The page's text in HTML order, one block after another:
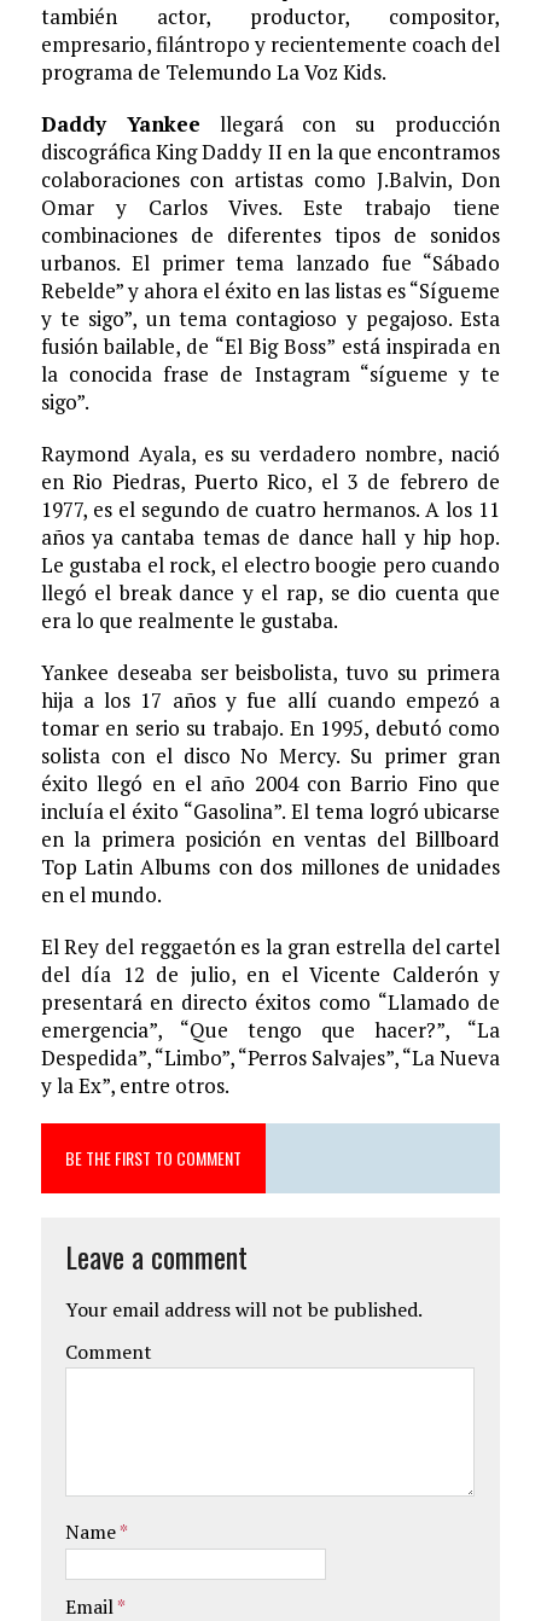
también actor, productor, compositor,
empresario, filántropo y recientemente coach del
programa de Telemundo La Voz Kids.
Daddy Yankee llegará con su producción
discográfica King Daddy II en la que encontramos
colaboraciones con artistas como J.Balvin, Don
Omar y Carlos Vives. Este trabajo tiene
combinaciones de diferentes tipos de sonidos
urbanos. El primer tema lanzado fue “Sábado
Rebelde” y ahora el éxito en las listas es “Sígueme
y te sigo”, un tema contagioso y pegajoso. Esta
fusión bailable, de “El Big Boss” está inspirada en
la conocida frase de Instagram “sígueme y te
sigo”.
Raymond Ayala, es su verdadero nombre, nació
en Rio Piedras, Puerto Rico, el 3 de febrero de
1977, es el segundo de cuatro hermanos. A los 11
años ya cantaba temas de dance hall y hip hop.
Le gustaba el rock, el electro boogie pero cuando
llegó el break dance y el rap, se dio cuenta que
era lo que realmente le gustaba.
Yankee deseaba ser beisbolista, tuvo su primera
hija a los 17 años y fue allí cuando empezó a
tomar en serio su trabajo. En 1995, debutó como
solista con el disco No Mercy. Su primer gran
éxito llegó en el año 2004 con Barrio Fino que
incluía el éxito “Gasolina”. El tema logró ubicarse
en la primera posición en ventas del Billboard
Top Latin Albums con dos millones de unidades
en el mundo.
El Rey del reggaetón es la gran estrella del cartel
del día 12 de julio, en el Vicente Calderón y
presentará en directo éxitos como “Llamado de
emergencia”, “Que tengo que hacer?”, “La
Despedida”, “Limbo”, “Perros Salvajes”, “La Nueva
y la Ex”, entre otros.
BE THE FIRST TO COMMENT
Leave a comment
Your email address will not be published.
Comment
Name*
Email*